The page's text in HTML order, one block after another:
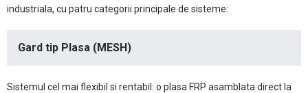
industriala, cu patru categorii principale de sisteme:
Gard tip Plasa (MESH)
Sistemul cel mai flexibil si rentabil: o plasa FRP asamblata direct la